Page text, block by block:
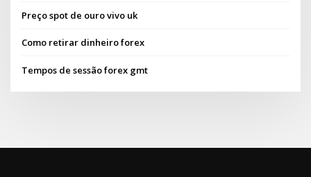
Preço spot de ouro vivo uk
Como retirar dinheiro forex
Tempos de sessão forex gmt